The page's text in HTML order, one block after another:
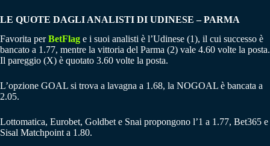
LE QUOTE DAGLI ANALISTI DI UDINESE – PARMA
Favorita perBetFlag e i suoi analisti è l’Udinese (1), il cui successo è
bancato a 1.77, mentre la vittoria del Parma (2) vale 4.60 volte la posta.
Il pareggio (X) è quotato 3.60 volte la posta.
L’opzione GOAL si trova a lavagna a 1.68, la NOGOAL è bancata a
2.05.
Lottomatica, Eurobet, Goldbet e Snai propongono l’1 a 1.77, Bet365 e
Sisal Matchpoint a 1.80.